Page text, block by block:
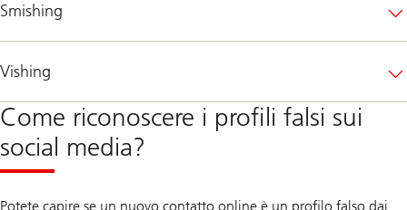
Smishing
Vishing
Come riconoscere i profili falsi sui
social media?
Potete capire se un nuovo contatto online è un profilo falso dai